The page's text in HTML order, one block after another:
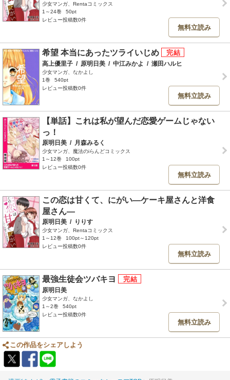
少女マンガ、Rentaコミックス
1～24巻
50pt
レビュー投稿数0件
無料立読み
希望 本当にあったツライいじめ
高上優里子 / 原明日美 / 中江みかよ / 瀬田ハルヒ
少女マンガ、なかよし
1巻
540pt
レビュー投稿数0件
無料立読み
【単話】これは私が望んだ恋愛ゲームじゃない
っ！
原明日美 / 月森みるく
少女マンガ、魔法のiらんどコミックス
1～12巻
100pt
レビュー投稿数0件
無料立読み
この恋は甘くて、にがい―ケーキ屋さんと洋食
屋さん―
原明日美 / りりす
少女マンガ、Rentaコミックス
1～12巻
100pt～120pt
レビュー投稿数0件
無料立読み
最強生徒会ツバキヨ
原明日美
少女マンガ、なかよし
1～2巻
540pt
レビュー投稿数0件
無料立読み
この作品をシェアしよう